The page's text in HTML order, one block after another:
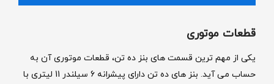
قطعات موتوری
یکی از مهم ترین قسمت های بنز ده تن، قطعات موتوری آن به
حساب می آید. بنز های ده تن دارای پیشرانه 6 سیلندر 11 لیتری با